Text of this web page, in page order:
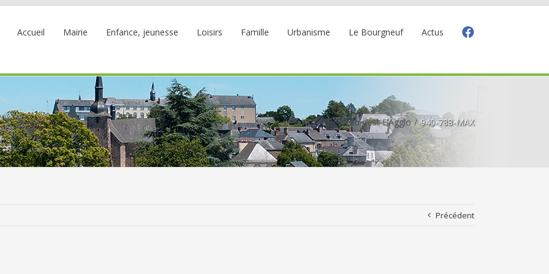
Accueil Mairie Enfance, jeunesse Loisirs Famille Urbanisme Le Bourgneuf Actus
Accueil L’eau c’est L’Agglo 940-788-MAX
Précédent